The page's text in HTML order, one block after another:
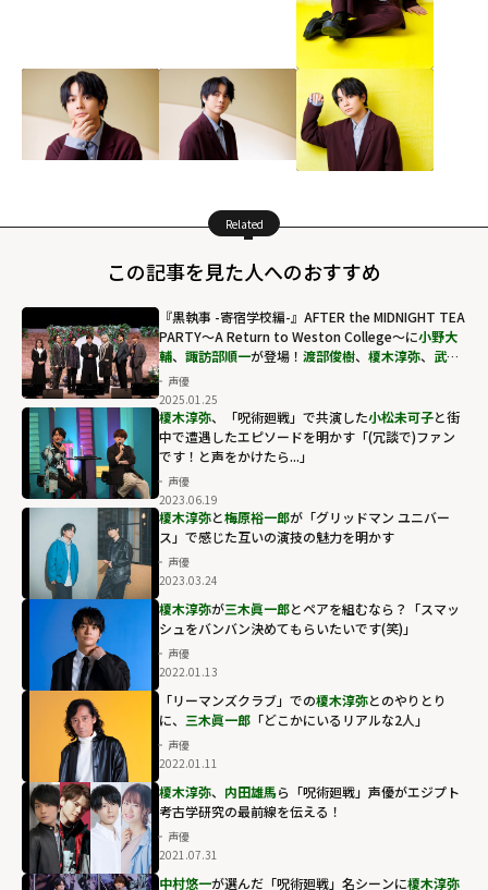
Related
この記事を見た人へのおすすめ
『黒執事 -寄宿学校編-』AFTER the MIDNIGHT TEA
PARTY～A Return to Weston College～に小野大
輔、 諏訪部順一が登場！ 渡部俊樹、 榎木淳弥、 武内
駿輔、
声優
2025.01.25
榎木淳弥、「呪術廻戦」で共演した小松未可子と街
中で遭遇したエピソードを明かす「(冗談で)ファン
です！と声をかけたら...」
声優
2023.06.19
榎木淳弥と梅原裕一郎が「グリッドマン ユニバー
ス」で感じた互いの演技の魅力を明かす
声優
2023.03.24
榎木淳弥が三木眞一郎とペアを組むなら？「スマッ
シュをバンバン決めてもらいたいです(笑)」
声優
2022.01.13
「リーマンズクラブ」での榎木淳弥とのやりとり
に、 三木眞一郎 「どこかにいるリアルな2人」
声優
2022.01.11
榎木淳弥、 内田雄馬ら「呪術廻戦」声優がエジプト
考古学研究の最前線を伝える！
声優
2021.07.31
中村悠一が選んだ「呪術廻戦」名シーンに榎木淳弥